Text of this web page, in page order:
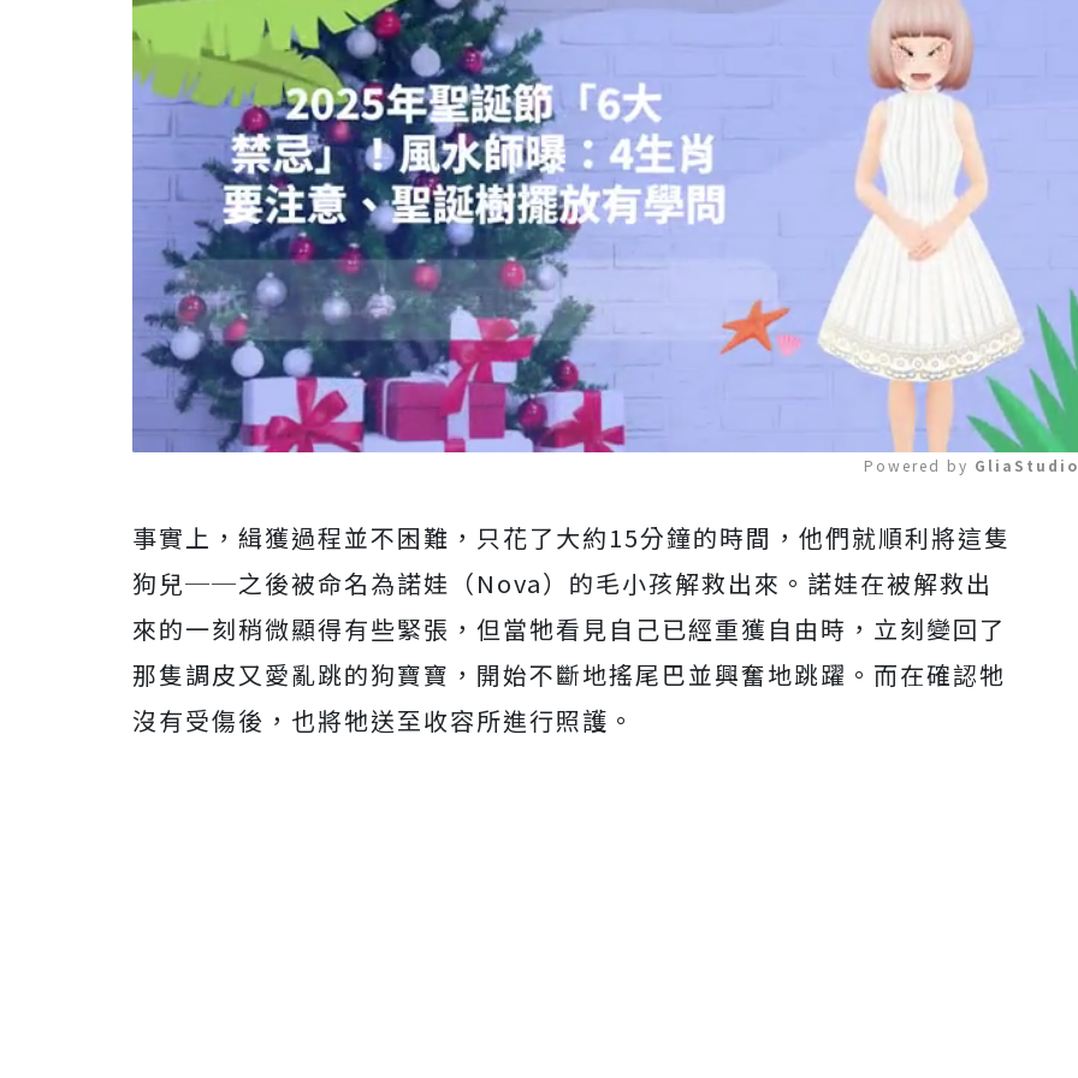
Mute
Powered by
事實上，緝獲過程並不困難，只花了大約15分鐘的時間，他們就順利將這隻
狗兒──之後被命名為諾娃（Nova）的毛小孩解救出來。諾娃在被解救出
來的一刻稍微顯得有些緊張，但當牠看見自己已經重獲自由時，立刻變回了
那隻調皮又愛亂跳的狗寶寶，開始不斷地搖尾巴並興奮地跳躍。而在確認牠
沒有受傷後，也將牠送至收容所進行照護。